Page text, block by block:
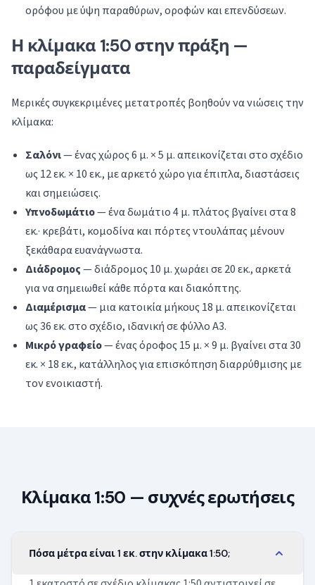
ορόφου με ύψη παραθύρων, οροφών και επενδύσεων.
Η κλίμακα 1:50 στην πράξη —
παραδείγματα
Μερικές συγκεκριμένες μετατροπές βοηθούν να νιώσεις την
κλίμακα:
Σαλόνι— ένας χώρος 6 μ. × 5 μ. απεικονίζεται στο σχέδιο
ως 12 εκ. × 10 εκ., με αρκετό χώρο για έπιπλα, διαστάσεις
και σημειώσεις.
Υπνοδωμάτιο— ένα δωμάτιο 4 μ. πλάτος βγαίνει στα 8
εκ.· κρεβάτι, κομοδίνα και πόρτες ντουλάπας μένουν
ξεκάθαρα ευανάγνωστα.
Διάδρομος— διάδρομος 10 μ. χωράει σε 20 εκ., αρκετά
για να σημειωθεί κάθε πόρτα και διακόπτης.
Διαμέρισμα— μια κατοικία μήκους 18 μ. απεικονίζεται
ως 36 εκ. στο σχέδιο, ιδανική σε φύλλο A3.
Μικρό γραφείο— ένας όροφος 15 μ. × 9 μ. βγαίνει στα 30
εκ. × 18 εκ., κατάλληλος για επισκόπηση διαρρύθμισης με
τον ενοικιαστή.
Κλίμακα 1:50 — συχνές ερωτήσεις
Πόσα μέτρα είναι 1 εκ. στην κλίμακα 1:50;